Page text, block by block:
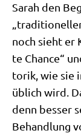
Sarah den
noch sieht er
te Chan­ce“
to­rik, wie sie
üblich wird.
denn bes­ser
Behand­lung